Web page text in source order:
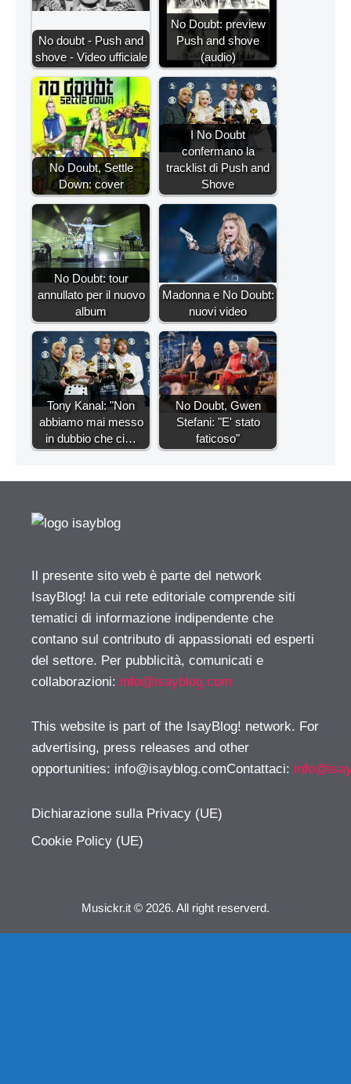
No doubt - Push and
shove - Video ufficiale
No Doubt: preview
Push and shove
(audio)
No Doubt, Settle
Down: cover
I No Doubt
confermano la
tracklist di Push and
Shove
No Doubt: tour
annullato per il nuovo
album
Madonna e No Doubt:
nuovi video
Tony Kanal: "Non
abbiamo mai messo
in dubbio che ci…
No Doubt, Gwen
Stefani: "E' stato
faticoso"
Il presente sito web è parte del network
IsayBlog! la cui rete editoriale comprende siti
tematici di informazione indipendente che
contano sul contributo di appassionati ed esperti
del settore. Per pubblicità, comunicati e
collaborazioni: info@isayblog.com
This website is part of the IsayBlog! network. For
advertising, press releases and other
opportunities: info@isayblog.comContattaci:
Dichiarazione sulla Privacy (UE)
Cookie Policy (UE)
Musickr.it © 2026. All right reserverd.